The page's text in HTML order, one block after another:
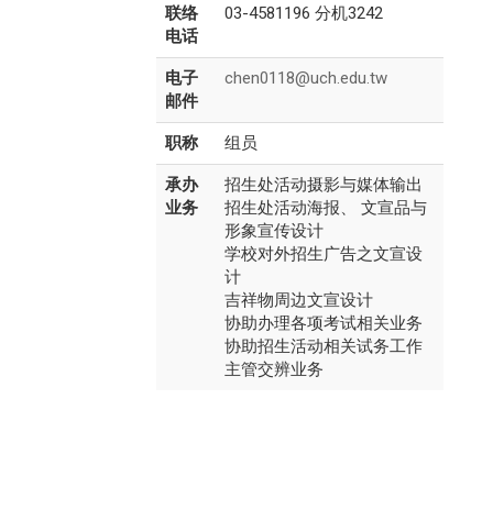
联络
电话
03-4581196 分机3242
电子
邮件
chen0118@uch.edu.tw
职称 组员
承办
业务
招生处活动摄影与媒体输出
招生处活动海报、 文宣品与
形象宣传设计
学校对外招生广告之文宣设
计
吉祥物周边文宣设计
协助办理各项考试相关业务
协助招生活动相关试务工作
主管交辨业务​